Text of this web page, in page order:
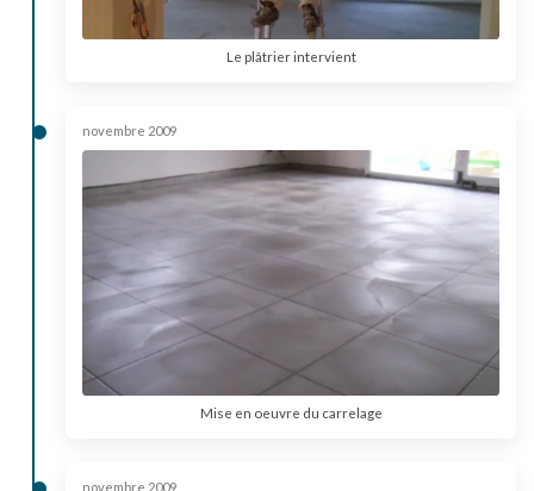
Le plâtrier intervient
novembre 2009
Mise en oeuvre du carrelage
novembre 2009